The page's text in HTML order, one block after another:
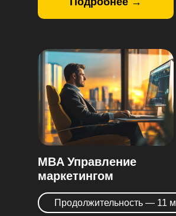
MBA Управление
маркетингом
Продолжительность — 11